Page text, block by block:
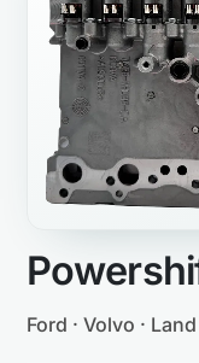
Ford · Volvo ·